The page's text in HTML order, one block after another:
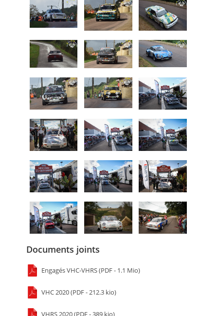
Documents joints
Engagés VHC-VHRS (PDF - 1.1 Mio)
VHC 2020 (PDF - 212.3 kio)
VHRS 2020 (PDF - 389 kio)